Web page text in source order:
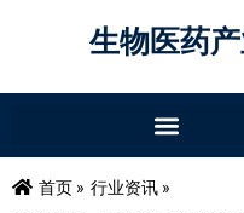
生物医药
首页 » 行业资讯 »